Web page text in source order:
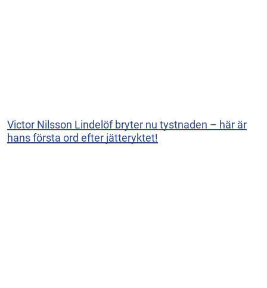
Victor Nilsson Lindelöf bryter nu tystnaden – här är
hans första ord efter jätteryktet!